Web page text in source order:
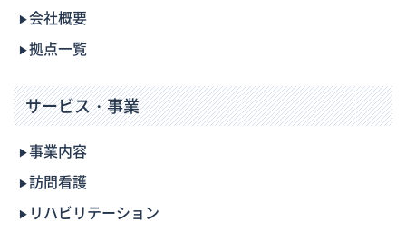
会社概要
拠点一覧
サービス・事業
事業内容
訪問看護
リハビリテーション